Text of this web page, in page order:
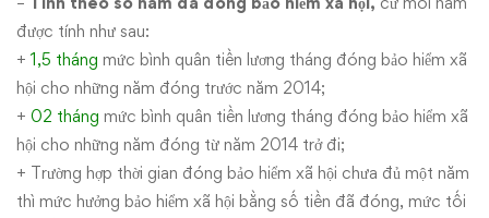
được tính như sau:
+1,5 tháng mức bình quân tiền lương tháng đóng bảo hiểm xã
hội cho những năm đóng trước năm 2014;
+ 02 tháng mức bình quân tiền lương tháng đóng bảo hiểm xã
hội cho những năm đóng từ năm 2014 trở đi;
+ Trường hợp thời gian đóng bảo hiểm xã hội chưa đủ một năm
thì mức hưởng bảo hiểm xã hội bằng số tiền đã đóng, mức tối